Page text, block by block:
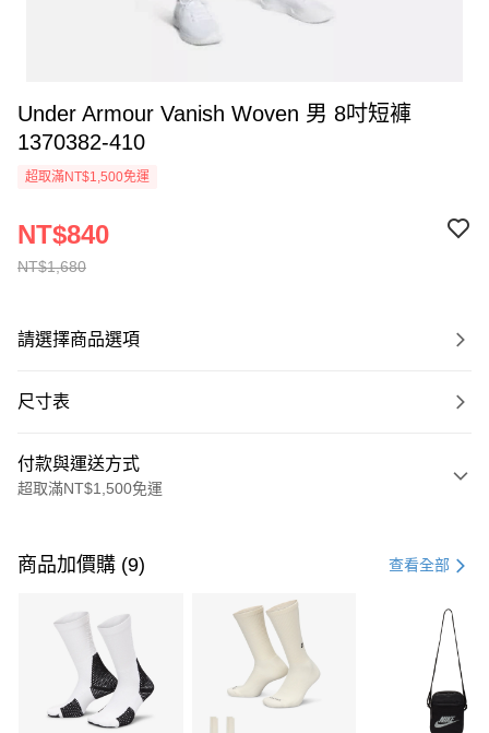
Under Armour Vanish Woven 男 8吋短褲
1370382-410
超取滿NT$1,500免運
NT$1,680
NT$840
請選擇商品選項
尺寸表
付款與運送方式
超取滿NT$1,500免運
信用卡一次付款
3 期 0 利率 每期 21家銀行
合作金庫商業銀行
第一商業銀行
華南商業銀行
彰化商業銀行
上海商業儲蓄銀行
Apple Pay
商品加價購 (9) 查看全部